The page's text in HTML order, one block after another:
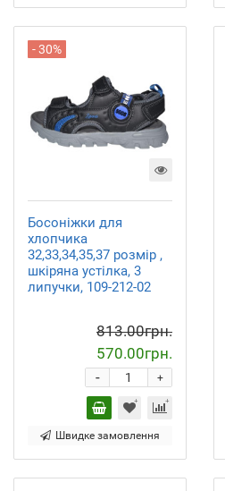
- 30%
Босоніжки для
хлопчика
32,33,34,35,37 розмір ,
шкіряна устілка, 3
липучки, 109-212-02
813.00грн.
570.00грн.
+
-
Швидке замовлення